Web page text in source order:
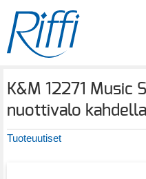
K&M 12271 Music
nuottivalo
Tuoteuutiset